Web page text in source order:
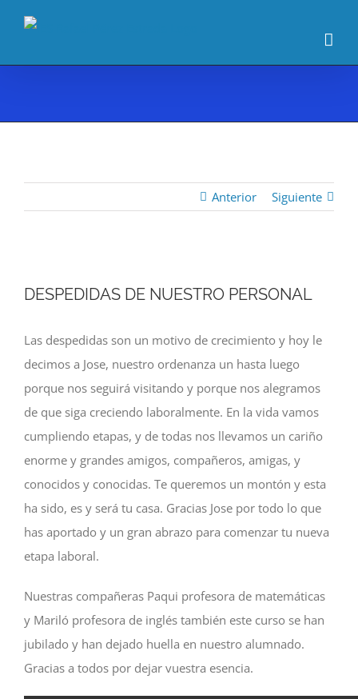
Anterior Siguiente
imagen
grande
DESPEDIDAS DE NUESTRO PERSONAL
Las despedidas son un motivo de crecimiento y hoy le
decimos a Jose, nuestro ordenanza un hasta luego
porque nos seguirá visitando y porque nos alegramos
de que siga creciendo laboralmente. En la vida vamos
cumpliendo etapas, y de todas nos llevamos un cariño
enorme y grandes amigos, compañeros, amigas, y
conocidos y conocidas. Te queremos un montón y esta
ha sido, es y será tu casa. Gracias Jose por todo lo que
has aportado y un gran abrazo para comenzar tu nueva
etapa laboral.
Nuestras compañeras Paqui profesora de matemáticas
y Mariló profesora de inglés también este curso se han
jubilado y han dejado huella en nuestro alumnado.
Gracias a todos por dejar vuestra esencia.